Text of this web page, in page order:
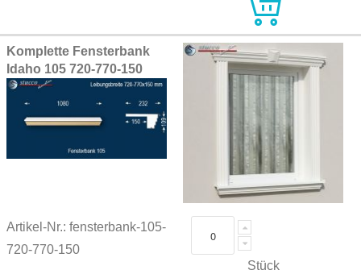
Komplette Fensterbank
Idaho 105 720-770-150
Artikel-Nr.: fensterbank-105-
720-770-150
Stück